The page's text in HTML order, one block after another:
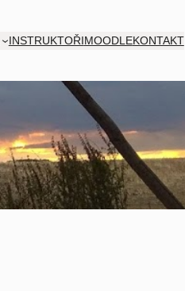
INSTRUKTOŘIMOODLEKONTAKT